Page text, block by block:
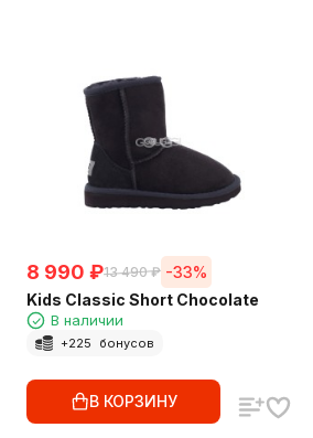
8 990 ₽13 490 ₽ -33%
Kids Classic Short Chocolate
В наличии
+225 бонусов
В КОРЗИНУ